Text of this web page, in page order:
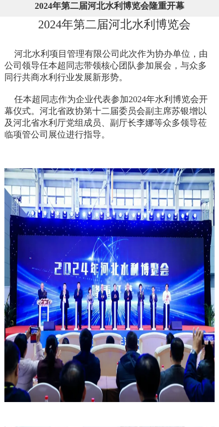
2024年第二届河北水利博览会隆重开幕
2024年第二届河北水利博览会
河北水利项目管理有限公司此次作为协办单位，由
公司领导任本超同志带领核心团队参加展会，与众多
同行共商水利行业发展新形势。
任本超同志作为企业代表参加2024年水利博览会开
幕仪式。河北省政协第十二届委员会副主席苏银增以
及河北省水利厅党组成员、副厅长李娜等众多领导莅
临项管公司展位进行指导。